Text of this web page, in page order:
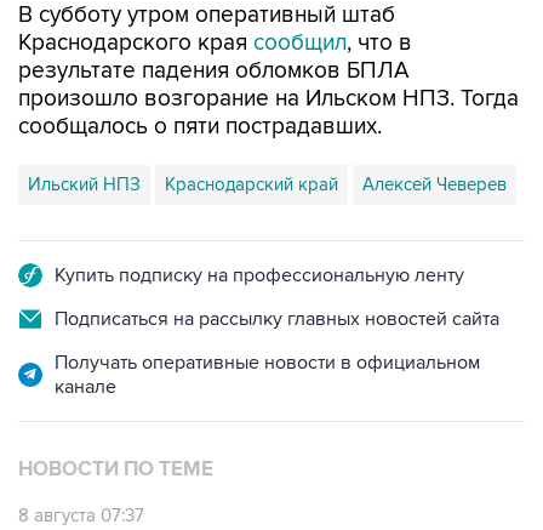
В субботу утром оперативный штаб
Краснодарского края сообщил, что в
результате падения обломков БПЛА
произошло возгорание на Ильском НПЗ. Тогда
сообщалось о пяти пострадавших.
Ильский НПЗ Краснодарский край Алексей Чеверев
Купить подписку на профессиональную ленту
Подписаться на рассылку главных новостей сайта
Получать оперативные новости в официальном
канале
НОВОСТИ ПО ТЕМЕ
8 августа 07:37